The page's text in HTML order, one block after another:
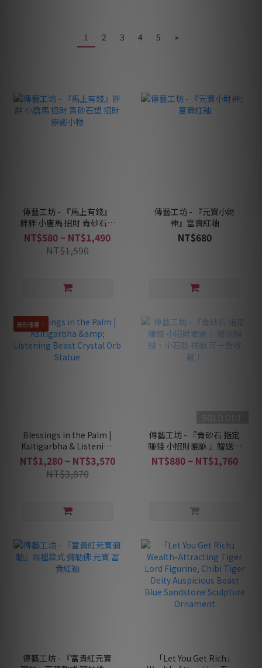
1 2 3 4 5 »
傳藝工坊 - 『馬上有錢』
胖胖 小唐馬 招財 青砂石塑
招財 療癒小物
NT$580 ~ NT$1,490
NT$1,590
傳藝工坊 - 『元寶小財
神』富貴紅釉
NT$680
最新優惠！
Blessings in the Palm |
Ksitigarbha & Listening
Beast Crystal Orb Statue
NT$1,280 ~ NT$3,570
NT$3,870
傳藝工坊 - 『青砂石 指定
賺錢 小招財貔貅 』贈送銅
錢、小石鼓 祥獸 可一對收
藏！
NT$880 ~ NT$1,760
傳藝工坊 - 『富貴紅元寶
「Let You Get Rich」